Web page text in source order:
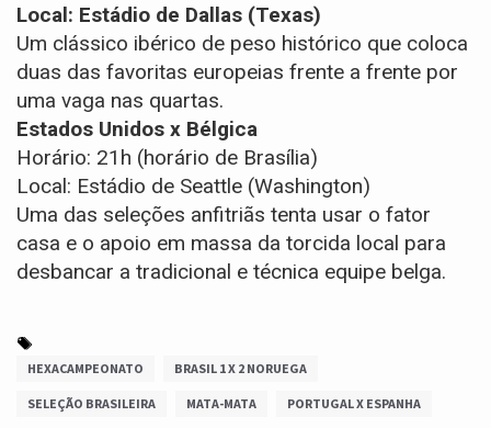
Local: Estádio de Dallas (Texas)
Um clássico ibérico de peso histórico que coloca
duas das favoritas europeias frente a frente por
uma vaga nas quartas.
Estados Unidos x Bélgica
Horário: 21h (horário de Brasília)
Local: Estádio de Seattle (Washington)
Uma das seleções anfitriãs tenta usar o fator
casa e o apoio em massa da torcida local para
desbancar a tradicional e técnica equipe belga.
HEXACAMPEONATO BRASIL 1 X 2 NORUEGA
SELEÇÃO BRASILEIRA MATA-MATA PORTUGAL X ESPANHA